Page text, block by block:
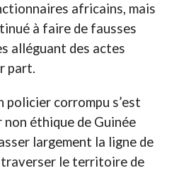
africains, mais
à faire de fausses
alléguant des actes
part.
policier corrompu s’est
non éthique de Guinée
largement la ligne de
le territoire de